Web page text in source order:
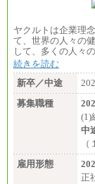
ヤクルトは企業理
て、世界の人々の
して、多くの人々
続きを読む
新卒／中途
募集職種
(1)
中
雇用形態
正